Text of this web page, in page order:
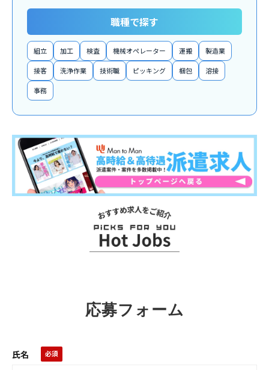
職種で探す
組立 加工 検査 機械オペレーター 運搬 製造業
接客 洗浄作業 技術職 ピッキング 梱包 溶接
事務
応募フォーム
氏名